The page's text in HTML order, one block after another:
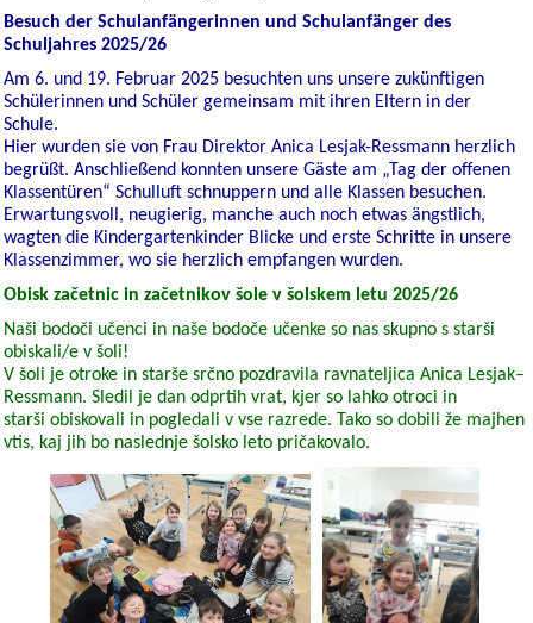
Besuch der Schulanfängerinnen und Schulanfänger des
Schuljahres 2025/26
Am 6. und 19. Februar 2025 besuchten uns unsere zukünftigen
Schülerinnen und Schüler gemeinsam mit ihren Eltern in der
Schule.
Hier wurden sie von Frau Direktor Anica Lesjak-Ressmann herzlich
begrüßt. Anschließend konnten unsere Gäste am „Tag der offenen
Klassentüren“ Schulluft schnuppern und alle Klassen besuchen.
Erwartungsvoll, neugierig, manche auch noch etwas ängstlich,
wagten die Kindergartenkinder Blicke und erste Schritte in unsere
Klassenzimmer, wo sie herzlich empfangen wurden.
Obisk začetnic in začetnikov šole v šolskem letu 2025/26
Naši bodoči učenci in naše bodoče učenke so nas skupno s starši
obiskali/e v šoli!
V šoli je otroke in starše srčno pozdravila ravnateljica Anica Lesjak–
Ressmann. Sledil je dan odprtih vrat, kjer so lahko otroci in
starši obiskovali in pogledali v vse razrede. Tako so dobili že majhen
vtis, kaj jih bo naslednje šolsko leto pričakovalo.